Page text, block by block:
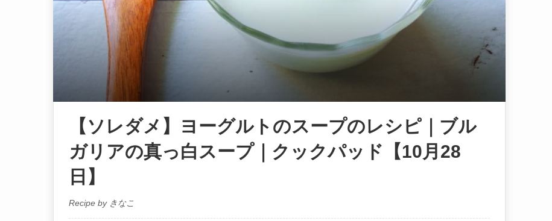
【ソレダメ】ヨーグルトのスープのレシピ｜ブル
ガリアの真っ白スープ｜クックパッド【10月28
日】
Recipe by きなこ